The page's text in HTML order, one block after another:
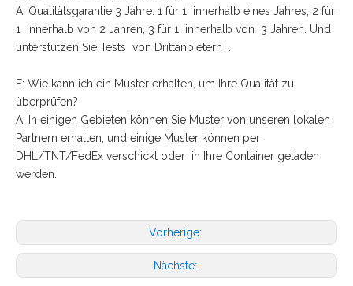
A: Qualitätsgarantie 3 Jahre. 1 für 1 innerhalb eines Jahres, 2 für
1 innerhalb von 2 Jahren, 3 für 1 innerhalb von 3 Jahren. Und
unterstützen Sie Tests von Drittanbietern .
F: Wie kann ich ein Muster erhalten, um Ihre Qualität zu
überprüfen?
A: In einigen Gebieten können Sie Muster von unseren lokalen
Partnern erhalten, und einige Muster können per
DHL/TNT/FedEx verschickt oder in Ihre Container geladen
werden.
Vorherige:
Nächste: